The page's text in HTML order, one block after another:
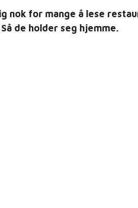
nok for mange å lese
de holder seg hjemme.